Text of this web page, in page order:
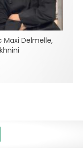
Maxi Delmelle,